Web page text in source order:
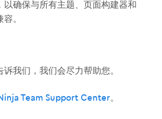
以确保与所有主题、页面构建器和
。
我们，我们会尽力帮助您。
Team Support Center。